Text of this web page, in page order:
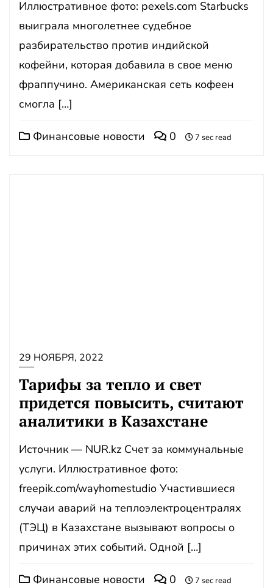
Иллюстративное фото: pexels.com Starbucks
выиграла многолетнее судебное
разбирательство против индийской
кофейни, которая добавила в свое меню
фраппучино. Американская сеть кофеен
смогла […]
Финансовые новости 0 7 sec read
29 НОЯБРЯ, 2022
Тарифы за тепло и свет
придется повысить, считают
аналитики в Казахстане
Источник — NUR.kz Счет за коммунальные
услуги. Иллюстративное фото:
freepik.com/wayhomestudio Участившиеся
случаи аварий на теплоэлектроцентралях
(ТЭЦ) в Казахстане вызывают вопросы о
причинах этих событий. Одной […]
Финансовые новости 0 7 sec read